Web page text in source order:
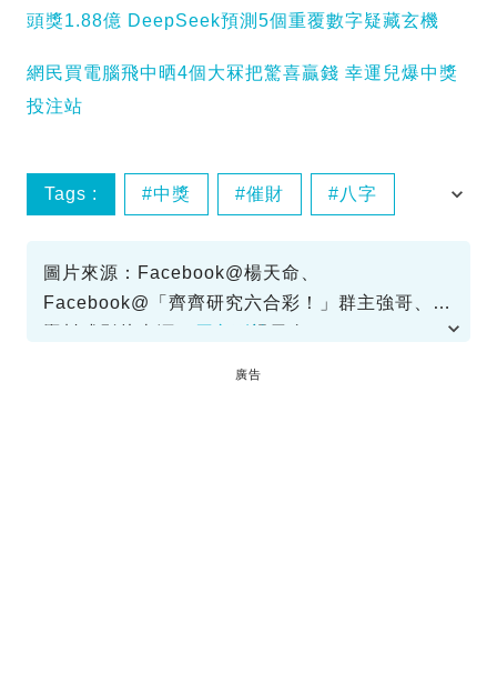
頭獎1.88億 DeepSeek預測5個重覆數字疑藏玄機
網民買電腦飛中晒4個大冧把驚喜贏錢 幸運兒爆中獎
投注站
Tags : 中獎 催財 八字
圖片來源：Facebook@楊天命、
Facebook@「齊齊研究六合彩！」群主強哥、截
廣告